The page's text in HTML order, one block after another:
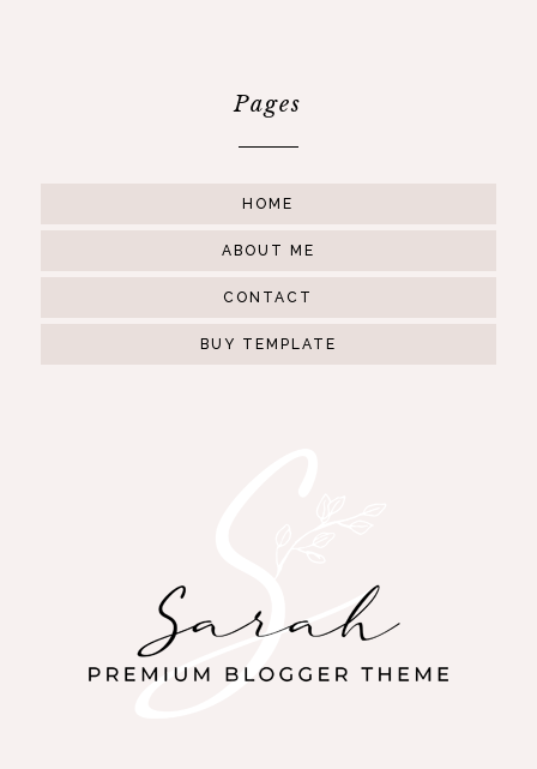
Pages
HOME
ABOUT ME
CONTACT
BUY TEMPLATE